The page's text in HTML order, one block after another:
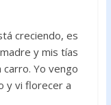
creciendo, es
y mis tías
carro. Yo vengo
y vi florecer a